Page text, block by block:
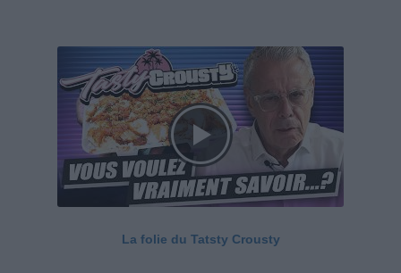
La folie du Tatsty Crousty